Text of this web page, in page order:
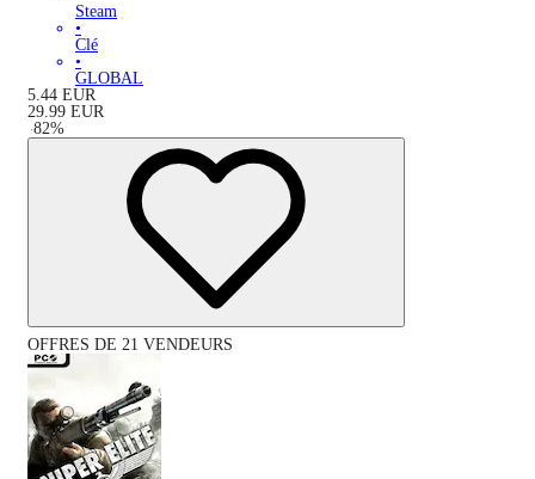
Steam
•
Clé
•
GLOBAL
5.44 EUR
29.99 EUR
-82%
OFFRES DE 21 VENDEURS